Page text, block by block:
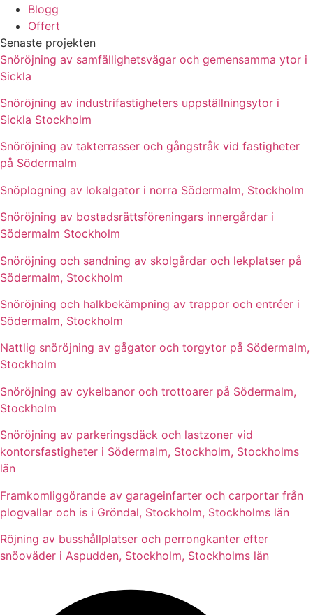
Blogg
Offert
Senaste projekten
Snöröjning av samfällighetsvägar och gemensamma ytor i
Sickla
Snöröjning av industrifastigheters uppställningsytor i
Sickla Stockholm
Snöröjning av takterrasser och gångstråk vid fastigheter
på Södermalm
Snöplogning av lokalgator i norra Södermalm, Stockholm
Snöröjning av bostadsrättsföreningars innergårdar i
Södermalm Stockholm
Snöröjning och sandning av skolgårdar och lekplatser på
Södermalm, Stockholm
Snöröjning och halkbekämpning av trappor och entréer i
Södermalm, Stockholm
Nattlig snöröjning av gågator och torgytor på Södermalm,
Stockholm
Snöröjning av cykelbanor och trottoarer på Södermalm,
Stockholm
Snöröjning av parkeringsdäck och lastzoner vid
kontorsfastigheter i Södermalm, Stockholm, Stockholms
län
Framkomliggörande av garageinfarter och carportar från
plogvallar och is i Gröndal, Stockholm, Stockholms län
Röjning av busshållplatser och perrongkanter efter
snöoväder i Aspudden, Stockholm, Stockholms län